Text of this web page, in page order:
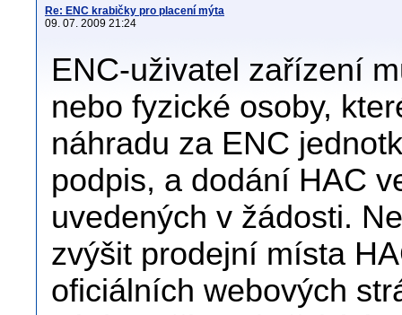
Re: ENC krabičky pro placení mýta
09. 07. 2009 21:24
ENC-uživatel zařízení
nebo fyzické osoby,
náhradu za ENC
podpis, a dodání HAC
uvedených v žádosti.
zvýšit prodejní místa
oficiálních webových